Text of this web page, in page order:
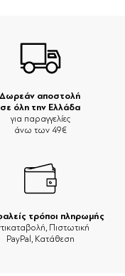
Δωρεάν αποστολή
σε όλη την Ελλάδα
για παραγγελίες
άνω των 49€
τρόποι πληρωμής
Πιστωτική
PayPal, Κατάθεση